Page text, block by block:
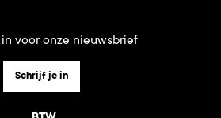
voor onze nieuwsbrief
Schrijf je in